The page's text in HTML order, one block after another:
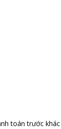
toán trước